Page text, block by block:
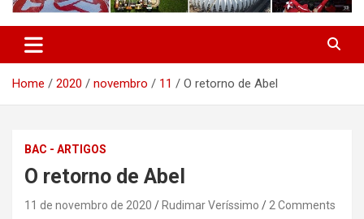
Home 2020 novembro 11 O retorno de Abel
BAC - ARTIGOS
O retorno de Abel
11 de novembro de 2020 Rudimar Veríssimo 2 Comments